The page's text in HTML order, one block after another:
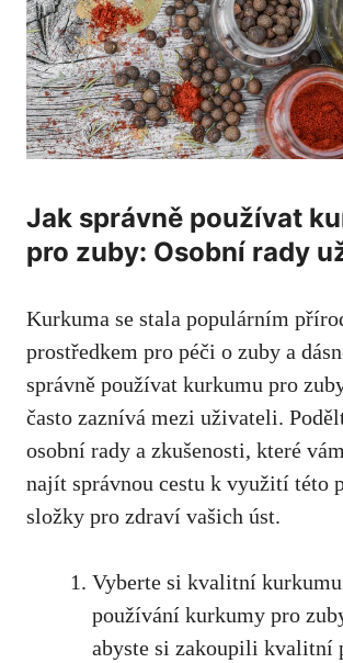
Jak⁣ správně používat
pro zuby:⁣ Osobní rady
Kurkuma se⁢ stala populárním
prostředkem pro péči o zuby a
správně používat kurkumu pro
‌často zaznívá ​mezi uživateli.
osobní ⁤rady a zkušenosti, které
najít správnou cestu ⁣k využití této
složky pro ⁤zdraví vašich úst.
Vyberte si kvalitní
používání kurkumy pro
abyste si zakoupili kvalitní